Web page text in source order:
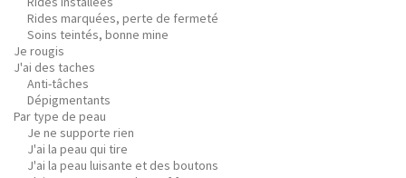
Rides marquées, perte de fermeté
Soins teintés, bonne mine
Je rougis
J'ai des taches
Anti-tâches
Dépigmentants
Par type de peau
Je ne supporte rien
J'ai la peau qui tire
J'ai la peau luisante et des boutons